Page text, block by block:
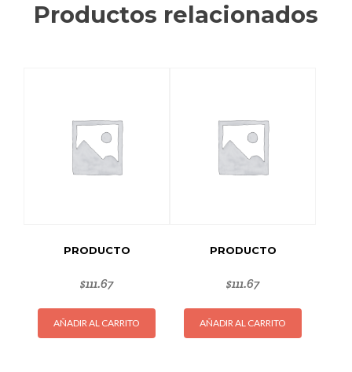
Productos relacionados
PRODUCTO
$111.67
AÑADIR AL CARRITO
PRODUCTO
$111.67
AÑADIR AL CARRITO